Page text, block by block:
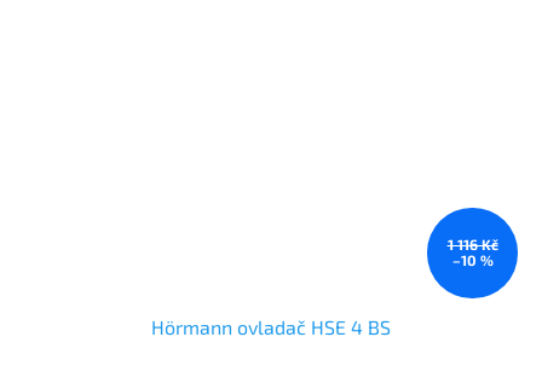
1 116 Kč
–10 %
Hörmann ovladač HSE 4 BS